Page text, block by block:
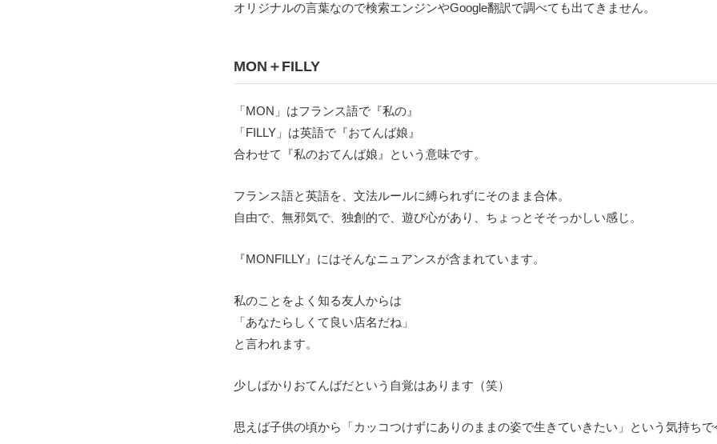
オリジナルの言葉なので検索エンジンやGoogle翻訳で調べても出てきません。
MON＋FILLY
「MON」はフランス語で『私の』
「FILLY」は英語で『おてんば娘』
合わせて『私のおてんば娘』という意味です。
フランス語と英語を、文法ルールに縛られずにそのまま合体。
自由で、無邪気で、独創的で、遊び心があり、ちょっとそそっかしい感じ。
『MONFILLY』にはそんなニュアンスが含まれています。
私のことをよく知る友人からは
「あなたらしくて良い店名だね」
と言われます。
少しばかりおてんばだという自覚はあります（笑）
思えば子供の頃から「カッコつけずにありのままの姿で生きていきたい」という気持ちで